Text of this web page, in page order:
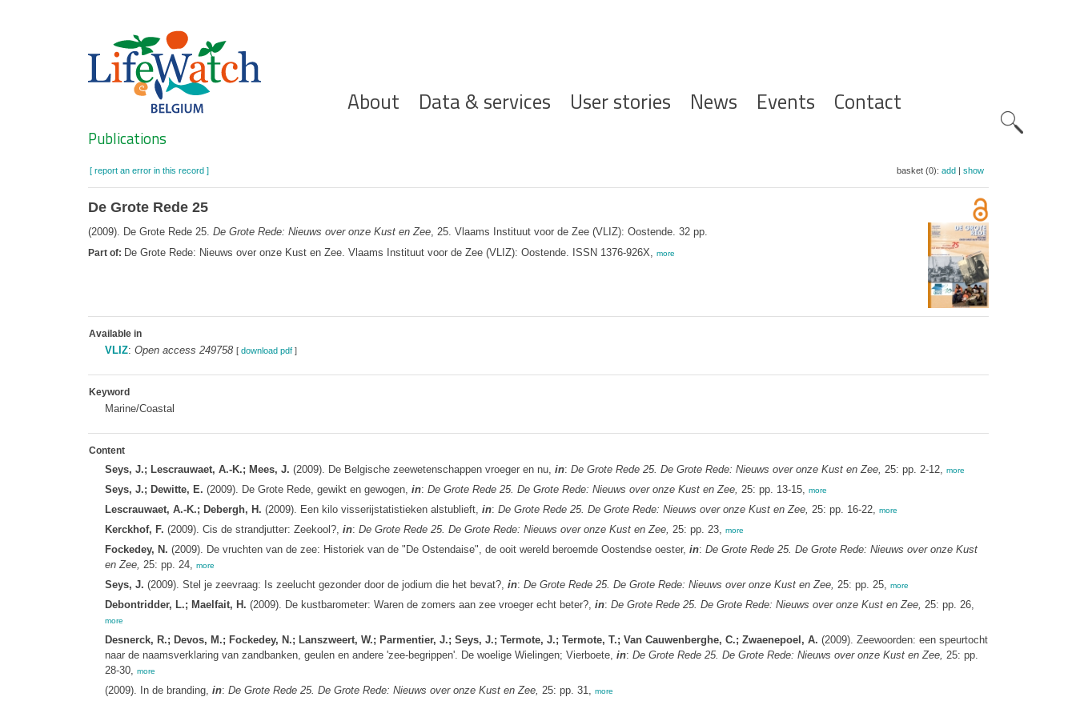
Hoofdnavigatie
About Data & services User stories News Events Contact
Search
Publications
[ report an error in this record ] basket (0): add| show
De Grote Rede 25
(2009). De Grote Rede 25. De Grote Rede: Nieuws over onze Kust en Zee, 25. Vlaams Instituut voor de Zee (VLIZ): Oostende. 32 pp.
Part of: De Grote Rede: Nieuws over onze Kust en Zee. Vlaams Instituut voor de Zee (VLIZ): Oostende. ISSN 1376-926X, more
Available in
VLIZ: Open access 249758 [ download pdf]
Keyword
Marine/Coastal
Content
Seys, J.; Lescrauwaet, A.-K.; Mees, J. (2009). De Belgische zeewetenschappen vroeger en nu, in: De Grote Rede 25. De Grote Rede: Nieuws over onze Kust en Zee, 25: pp. 2-12, more
Seys, J.; Dewitte, E. (2009). De Grote Rede, gewikt en gewogen, in: De Grote Rede 25. De Grote Rede: Nieuws over onze Kust en Zee, 25: pp. 13-15, more
Lescrauwaet, A.-K.; Debergh, H. (2009). Een kilo visserijstatistieken alstublieft, in: De Grote Rede 25. De Grote Rede: Nieuws over onze Kust en Zee, 25: pp. 16-22, more
Kerckhof, F. (2009). Cis de strandjutter: Zeekool?, in: De Grote Rede 25. De Grote Rede: Nieuws over onze Kust en Zee, 25: pp. 23, more
Fockedey, N. (2009). De vruchten van de zee: Historiek van de "De Ostendaise", de ooit wereld beroemde Oostendse oester, in: De Grote Rede 25. De Grote Rede: Nieuws over onze Kust
en Zee, 25: pp. 24, more
Seys, J. (2009). Stel je zeevraag: Is zeelucht gezonder door de jodium die het bevat?, in: De Grote Rede 25. De Grote Rede: Nieuws over onze Kust en Zee, 25: pp. 25, more
Debontridder, L.; Maelfait, H. (2009). De kustbarometer: Waren de zomers aan zee vroeger echt beter?, in: De Grote Rede 25. De Grote Rede: Nieuws over onze Kust en Zee, 25: pp. 26,
more
Desnerck, R.; Devos, M.; Fockedey, N.; Lanszweert, W.; Parmentier, J.; Seys, J.; Termote, J.; Termote, T.; Van Cauwenberghe, C.; Zwaenepoel, A. (2009). Zeewoorden: een speurtocht
naar de naamsverklaring van zandbanken, geulen en andere 'zee-begrippen'. De woelige Wielingen; Vierboete, in: De Grote Rede 25. De Grote Rede: Nieuws over onze Kust en Zee, 25: pp.
28-30, more
(2009). In de branding, in: De Grote Rede 25. De Grote Rede: Nieuws over onze Kust en Zee, 25: pp. 31, more